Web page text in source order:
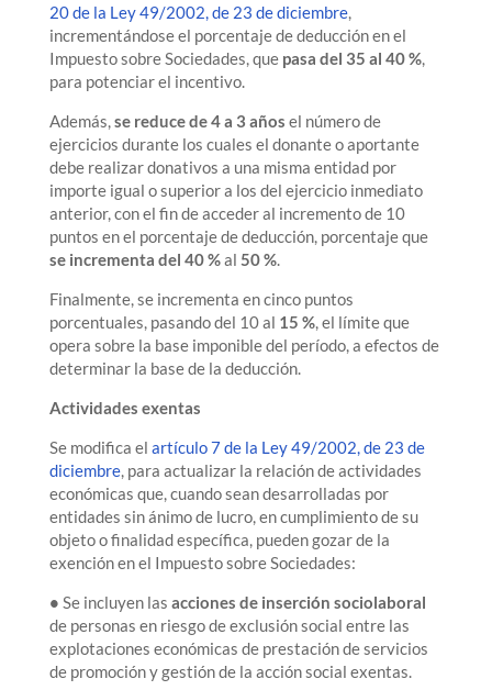
20 de la Ley 49/2002, de 23 de diciembre,
incrementándose el porcentaje de deducción en el
Impuesto sobre Sociedades, quepasa del 35 al 40 %,
para potenciar el incentivo.
Además,se reduce de 4 a 3 años el número de
ejercicios durante los cuales el donante o aportante
debe realizar donativos a una misma entidad por
importe igual o superior a los del ejercicio inmediato
anterior, con el fin de acceder al incremento de 10
puntos en el porcentaje de deducción, porcentaje que
se incrementa del 40 %al 50 %.
Finalmente, se incrementa en cinco puntos
porcentuales, pasando del 10 al 15 %, el límite que
opera sobre la base imponible del período, a efectos de
determinar la base de la deducción.
Actividades exentas
Se modifica el artículo 7 de la Ley 49/2002, de 23 de
diciembre, para actualizar la relación de actividades
económicas que, cuando sean desarrolladas por
entidades sin ánimo de lucro, en cumplimiento de su
objeto o finalidad específica, pueden gozar de la
exención en el Impuesto sobre Sociedades:
• Se incluyen las acciones de inserción sociolaboral
de personas en riesgo de exclusión social entre las
explotaciones económicas de prestación de servicios
de promoción y gestión de la acción social exentas.